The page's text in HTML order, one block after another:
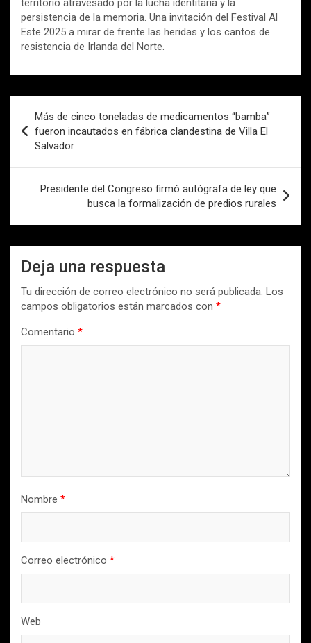
territorio atravesado por la lucha identitaria y la
persistencia de la memoria. Una invitación del Festival Al
Este 2025 a mirar de frente las heridas y los cantos de
resistencia de Irlanda del Norte.
de
entradas
Más de cinco toneladas de medicamentos “bamba”
fueron incautados en fábrica clandestina de Villa El
Salvador
Presidente del Congreso firmó autógrafa de ley que
busca la formalización de predios rurales
Deja una respuesta
Tu dirección de correo electrónico no será publicada. Los
campos obligatorios están marcados con *
Comentario *
Nombre *
Correo electrónico *
Web